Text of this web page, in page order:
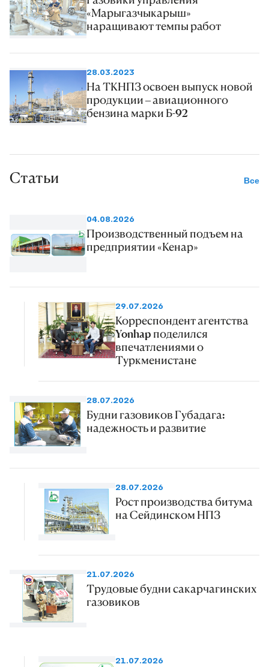
«Марыгазчыкарыш»
наращивают темпы работ
28.03.2023
На ТКНПЗ освоен выпуск новой
продукции – авиационного
бензина марки Б-92
Статьи Все
04.08.2026
Производственный подъем на
предприятии «Кенар»
29.07.2026
Корреспондент агентства
Yonhap поделился
впечатлениями о
Туркменистане
28.07.2026
Будни газовиков Губадага:
надежность и развитие
28.07.2026
Рост производства битума
на Сейдинском НПЗ
21.07.2026
Трудовые будни сакарчагинских
газовиков
21.07.2026